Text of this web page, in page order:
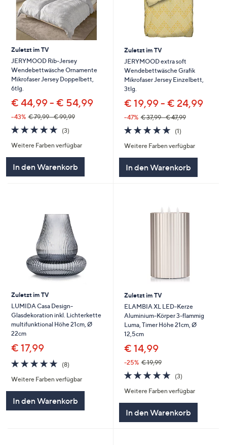
Zuletzt im TV
JERYMOOD Rib-Jersey
Wendebettwäsche Ornamente
Mikrofaser Jersey Doppelbett,
6tlg.
€ 44,99 - € 54,99
--43% € 79,99 - € 99,99
5.0
von
5
(3)3
Weitere Farben verfügbar
In den Warenkorb
Zuletzt im TV
JERYMOOD extra soft
Wendebettwäsche Grafik
Mikrofaser Jersey Einzelbett,
3tlg.
€ 19,99 - € 24,99
--47% € 37,99 - € 47,99
5.0
von
5
(1)1
Weitere Farben verfügbar
In den Warenkorb
Zuletzt im TV
LUMIDA Casa Design-
Glasdekoration inkl. Lichterkette
multifunktional Höhe 21cm, Ø
22cm
€ 17,99
4.8
von
5
(8)8
Weitere Farben verfügbar
In den Warenkorb
Zuletzt im TV
ELAMBIA XL LED-Kerze
Aluminium-Körper 3-flammig
Luma, Timer Höhe 21cm, Ø
12,5cm
€ 14,99
-25% € 19,99
4.7
von
5
(3)3
Weitere Farben verfügbar
In den Warenkorb